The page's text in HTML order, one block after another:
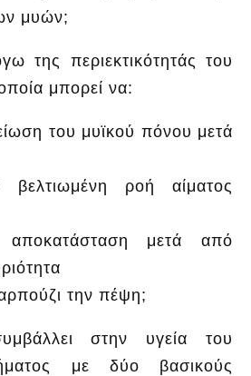
μυών;
της περιεκτικότητάς του
μπορεί να:
του μυϊκού πόνου μετά
βελτιωμένη ροή αίματος
αποκατάσταση μετά από
την πέψη;
στην υγεία του
με δύο βασικούς